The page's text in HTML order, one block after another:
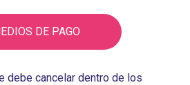
DE PAGO
debe cancelar dentro de los